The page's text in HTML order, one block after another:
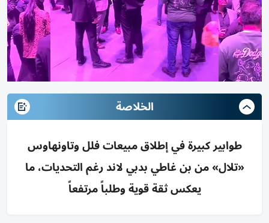
الخلاصة
طوابير كبيرة في إطلاق مبيعات فلل وتاونهاوس
«تلال» من بن غاطي بدبي لاند رغم التحديات، ما
يعكس ثقة قوية وطلباً مرتفعاً